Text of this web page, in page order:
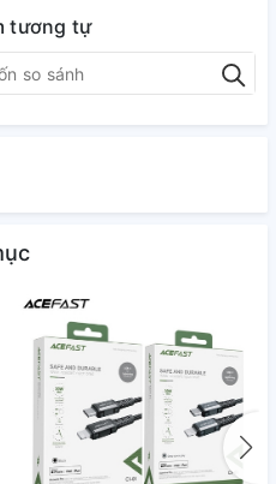
tương tự